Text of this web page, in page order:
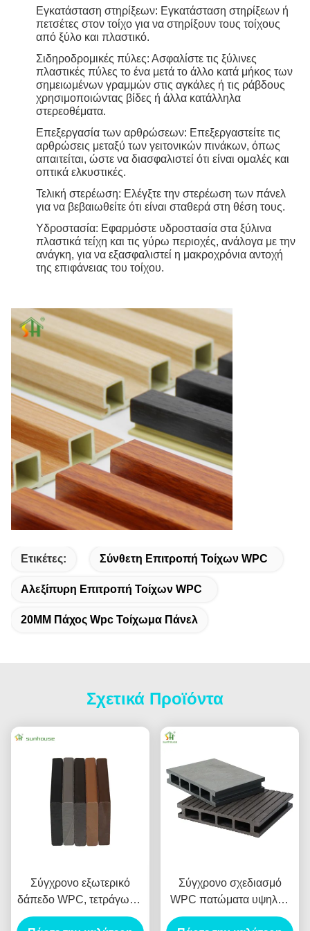
Εγκατάσταση στηρίξεων: Εγκατάσταση στηρίξεων ή
πετσέτες στον τοίχο για να στηρίξουν τους τοίχους
από ξύλο και πλαστικό.
Σιδηροδρομικές πύλες: Ασφαλίστε τις ξύλινες
πλαστικές πύλες το ένα μετά το άλλο κατά μήκος των
σημειωμένων γραμμών στις αγκάλες ή τις ράβδους
χρησιμοποιώντας βίδες ή άλλα κατάλληλα
στερεοθέματα.
Επεξεργασία των αρθρώσεων: Επεξεργαστείτε τις
αρθρώσεις μεταξύ των γειτονικών πινάκων, όπως
απαιτείται, ώστε να διασφαλιστεί ότι είναι ομαλές και
οπτικά ελκυστικές.
Τελική στερέωση: Ελέγξτε την στερέωση των πάνελ
για να βεβαιωθείτε ότι είναι σταθερά στη θέση τους.
Υδροστασία: Εφαρμόστε υδροστασία στα ξύλινα
πλαστικά τείχη και τις γύρω περιοχές, ανάλογα με την
ανάγκη, για να εξασφαλιστεί η μακροχρόνια αντοχή
της επιφάνειας του τοίχου.
Ετικέτες: Σύνθετη Επιτροπή Τοίχων WPC
Αλεξίπυρη Επιτροπή Τοίχων WPC
20MM Πάχος Wpc Τοίχωμα Πάνελ
Σχετικά Προϊόντα
Σύγχρονο εξωτερικό
δάπεδο WPC, τετράγωνο,
πυρίμαχο, αδιάβροχο,
Σύγχρονο σχεδιασμό
WPC πατώματα υψηλής
απόδοσης 23mm X